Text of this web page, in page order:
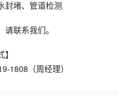
封堵、管道检测
联系我们。
1808（周经理）